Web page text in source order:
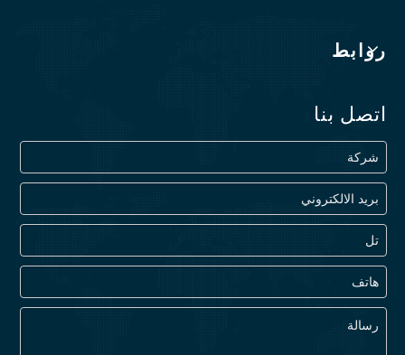
روابط
اتصل بنا